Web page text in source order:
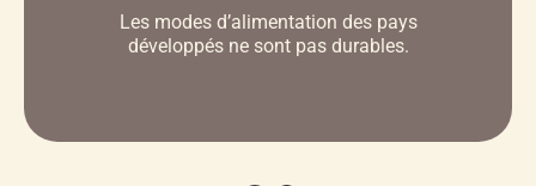
Les modes d’alimentation des pays
développés ne sont pas durables.